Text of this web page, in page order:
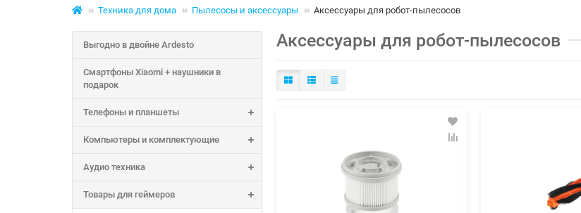
Техника для дома Пылесосы и аксессуары Аксессуары для робот-пылесосов
Выгодно в двойне Ardesto
Смартфоны Xiaomi + наушники в
подарок
Телефоны и планшеты
Компьютеры и комплектующие
Аудио техника
Товары для геймеров
Аксессуары для робот-пылесосов